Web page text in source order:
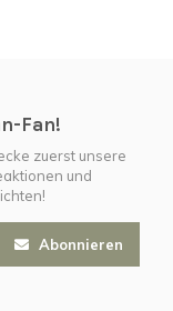
Fan!
zuerst unsere
und
Abonnieren